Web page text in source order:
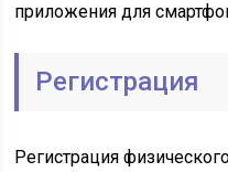
приложения для
Регистрация
Регистрация